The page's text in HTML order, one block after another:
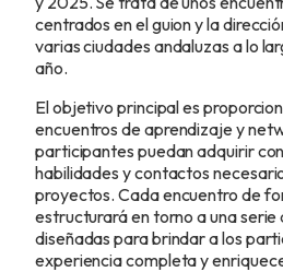
centrados en el guion y la
varias ciudades andaluzas a lo
año.
El objetivo principal es
encuentros de aprendizaje y
participantes puedan adquirir
habilidades y contactos
proyectos. Cada encuentro de
estructurará en torno a una serie
diseñadas para brindar a los
experiencia completa y